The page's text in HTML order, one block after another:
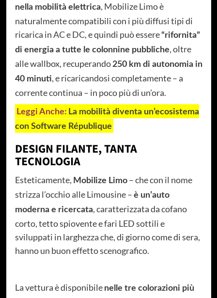
nella mobilità elettrica, Mobilize Limo è
naturalmente compatibili con i più diffusi tipi di
ricarica in AC e DC, e quindi può essere“rifornita”
di energia a tutte le colonnine pubbliche, oltre
alle wallbox, recuperando250 km di autonomia in
40 minuti, e ricaricandosi completamente – a
corrente continua – in poco più di un’ora.
Leggi Anche: La mobilità diventa un’ecosistema
con Software République
DESIGN FILANTE, TANTA
TECNOLOGIA
Esteticamente, Mobilize Limo– che con il nome
strizza l’occhio alle Limousine – è un’auto
moderna e ricercata, caratterizzata da cofano
corto, tetto spiovente e fari LED sottili e
sviluppati in larghezza che, di giorno come di sera,
hanno un buon effetto scenografico.
La vettura è disponibile nelle tre colorazioni più